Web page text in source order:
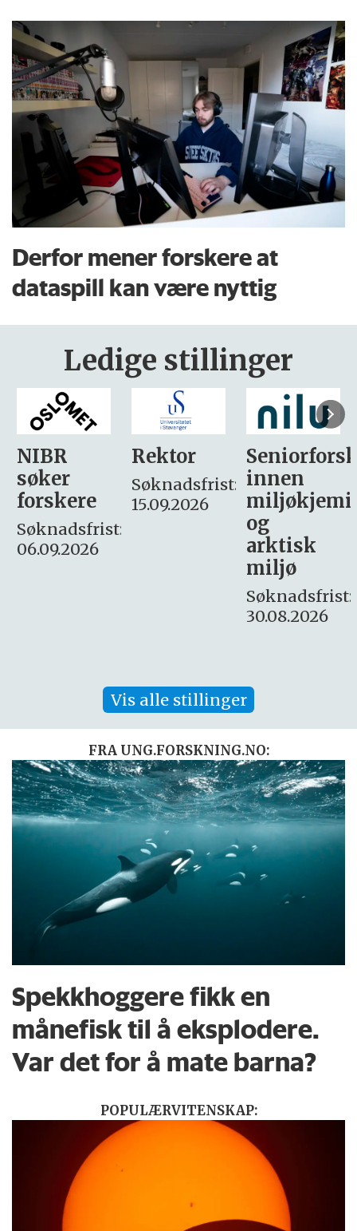
Derfor mener forskere at
dataspill kan være nyttig
Ledige stillinger
Rektor
Søknadsfrist:
15.09.2026
Seniorforsker
innen
miljøkjemi
søker
– fast
Søknadsfrist:
16. august.
Vis alle stillinger
FRA UNG.FORSKNING.NO:
Spekkhoggere fikk en
månefisk til å eksplodere.
Var det for å mate barna?
POPULÆRVITENSKAP: